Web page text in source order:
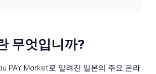
무엇입니까?
PAY Market로 알려진 일본의 주요 온라